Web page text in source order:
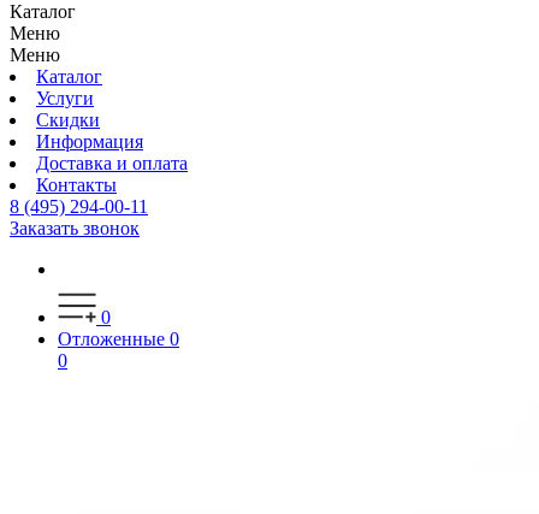
Каталог
Меню
Меню
Каталог
Услуги
Скидки
Информация
Доставка и оплата
Контакты
8 (495) 294-00-11
Заказать звонок
0
Отложенные 0
0